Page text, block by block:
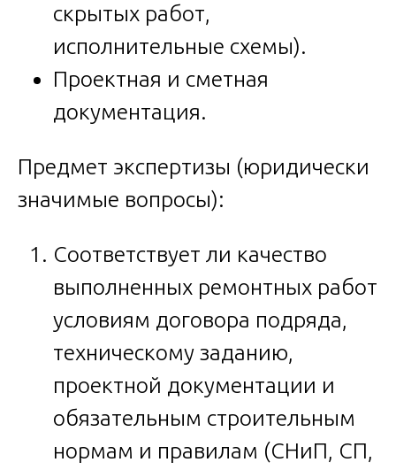
скрытых работ,
исполнительные схемы).
Проектная и сметная
документация.
Предмет экспертизы (юридически
значимые вопросы):
Соответствует ли качество
выполненных ремонтных работ
условиям договора подряда,
техническому заданию,
проектной документации и
обязательным строительным
нормам и правилам (СНиП, СП,